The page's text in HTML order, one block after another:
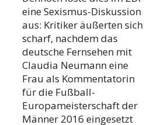
eine Sexismus-Diskussion
aus: Kritiker äußerten sich
scharf, nachdem das
deutsche Fernsehen mit
Claudia Neumann eine
Frau als Kommentatorin
für die Fußball-
Europameisterschaft der
Männer 2016 eingesetzt